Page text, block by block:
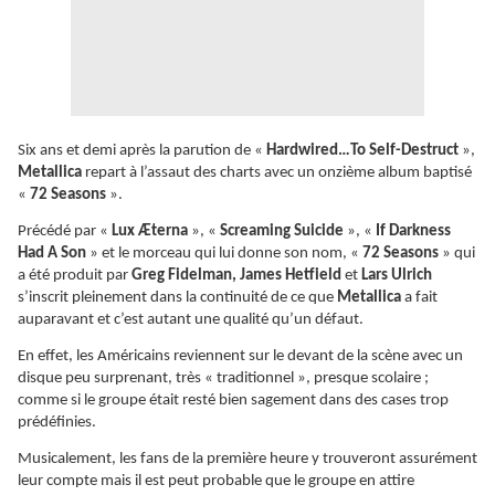
Six ans et demi après la parution de « Hardwired…To Self-Destruct »,
Metallica repart à l’assaut des charts avec un onzième album baptisé
« 72 Seasons ».
Précédé par « Lux Æterna », « Screaming Suicide », « If Darkness
Had A Son » et le morceau qui lui donne son nom, « 72 Seasons » qui
a été produit par Greg Fidelman, James Hetfield et Lars Ulrich
s’inscrit pleinement dans la continuité de ce que Metallica a fait
auparavant et c’est autant une qualité qu’un défaut.
En effet, les Américains reviennent sur le devant de la scène avec un
disque peu surprenant, très « traditionnel », presque scolaire ;
comme si le groupe était resté bien sagement dans des cases trop
prédéfinies.
Musicalement, les fans de la première heure y trouveront assurément
leur compte mais il est peut probable que le groupe en attire